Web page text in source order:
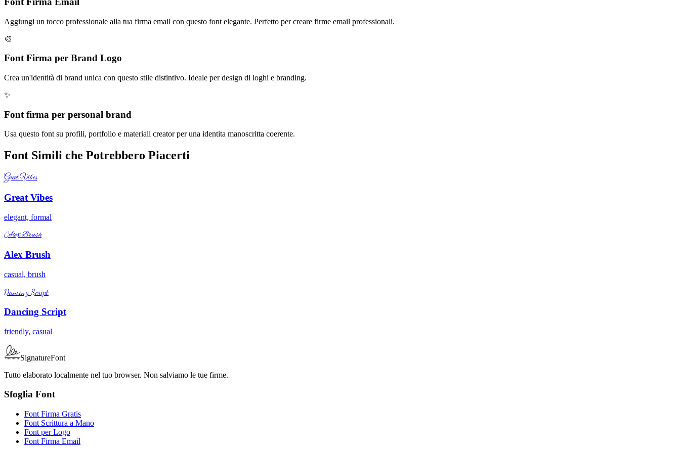
Aggiungi un tocco professionale alla tua firma email con questo font elegante. Perfetto per creare firme email professionali.
🎨
Font Firma per Brand Logo
Crea un'identità di brand unica con questo stile distintivo. Ideale per design di loghi e branding.
✨
Font firma per personal brand
Usa questo font su profili, portfolio e materiali creator per una identita manoscritta coerente.
Font Simili che Potrebbero Piacerti
Great Vibes
Great Vibes
elegant, formal
Alex Brush
Alex Brush
casual, brush
Dancing Script
Dancing Script
friendly, casual
SignatureFont
Tutto elaborato localmente nel tuo browser. Non salviamo le tue firme.
Sfoglia Font
Font Firma Gratis
Font Scrittura a Mano
Font per Logo
Font Firma Email